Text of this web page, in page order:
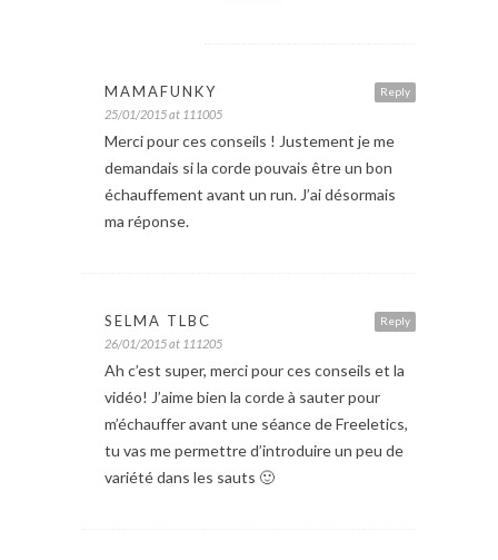
Reply
MAMAFUNKY
25/01/2015 at 111005
Merci pour ces conseils ! Justement je me
demandais si la corde pouvais être un bon
échauffement avant un run. J’ai désormais
ma réponse.
Reply
SELMA TLBC
26/01/2015 at 111205
Ah c’est super, merci pour ces conseils et la
vidéo! J’aime bien la corde à sauter pour
m’échauffer avant une séance de Freeletics,
tu vas me permettre d’introduire un peu de
variété dans les sauts 🙂